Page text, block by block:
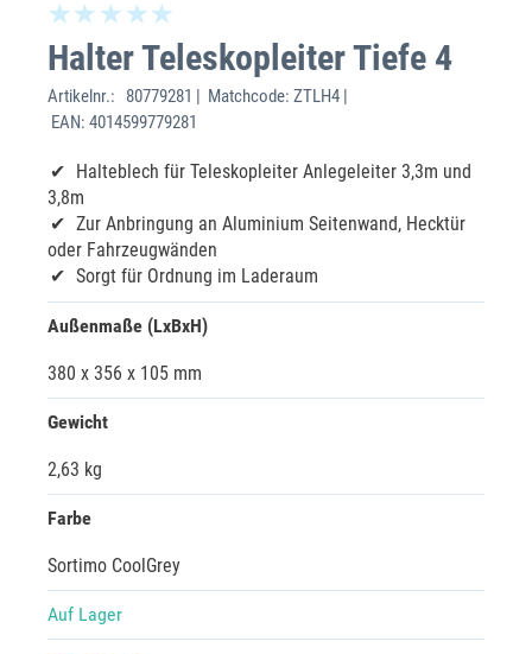
Halter Teleskopleiter Tiefe 4
Artikelnr.:
80779281 | Matchcode: ZTLH4 |
EAN: 4014599779281
Halteblech für Teleskopleiter Anlegeleiter 3,3m und
3,8m
Zur Anbringung an Aluminium Seitenwand, Hecktür
oder Fahrzeugwänden
Sorgt für Ordnung im Laderaum
Außenmaße (LxBxH)
380 x 356 x 105 mm
Gewicht
2,63 kg
Farbe
Sortimo CoolGrey
Auf Lager